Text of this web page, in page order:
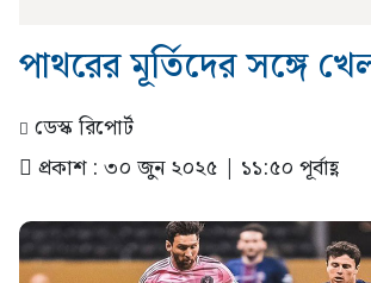
পাথরের মূর্তিদের সঙ্গে
ডেস্ক রিপোর্ট
প্রকাশ : ৩০ জুন ২০২৫ | ১১:৫০ পূর্বাহ্ণ